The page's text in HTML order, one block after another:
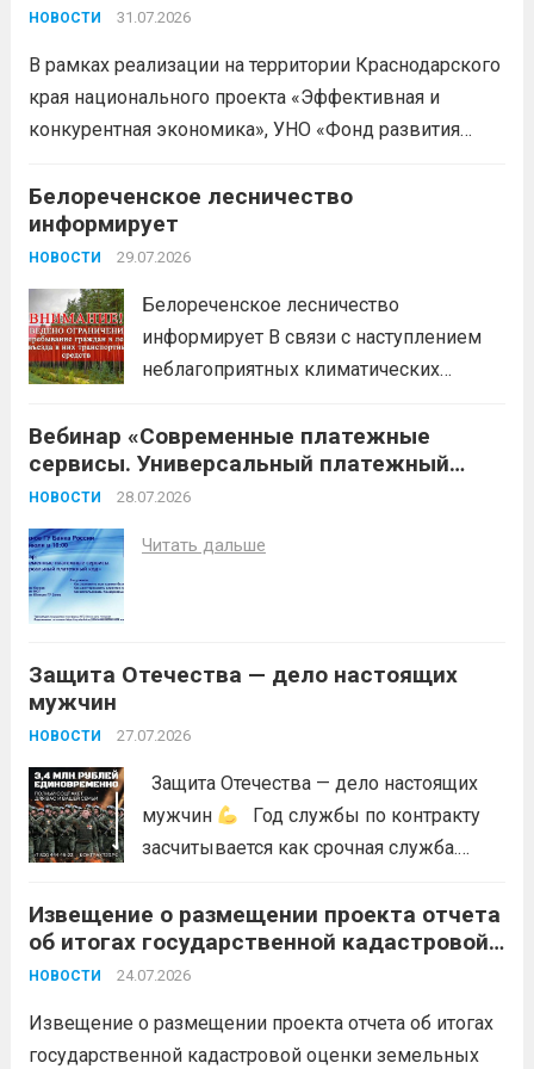
деклараций; Трудовое
планирование и правовое обеспечение;
Микрозаймы для предпринимателей по
проекта «Эффективная и конкурентная
НОВОСТИ 31.07.2026
В рамках реализации на территории Краснодарского
края национального проекта «Эффективная и
конкурентная экономика», УНО «Фонд развития
доступных мерах поддержки субъектов малого и
среднего предпринимательства и граждан,
желающих вести бизнес.
Белореченское лесничество
информирует
НОВОСТИ 29.07.2026
Белореченское лесничество
информирует В связи с наступлением
неблагоприятных климатических
воздуха, отсутствие осадков,
порывистый ветер), в целях
недопущения ухудшения лесопожарной
Вебинар «Современные платежные
сервисы. Универсальный платежный
код»
НОВОСТИ 28.07.2026
Читать дальше
Защита Отечества — дело настоящих
мужчин
НОВОСТИ 27.07.2026
Защита Отечества — дело настоящих
мужчин
Год службы по контракту
засчитывается как срочная служба.
невозможен без вашего согласия,
увольнение по окончании срока
гарантировано. Регион предоставляет
бойцам множество мер поддержки:
Извещение о размещении проекта отчета
об итогах государственной кадастровой
оценки земельных участков на
году
НОВОСТИ 24.07.2026
Извещение о размещении проекта отчета об итогах
государственной кадастровой оценки земельных